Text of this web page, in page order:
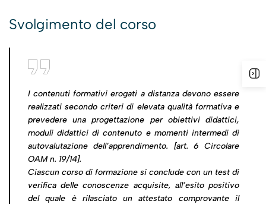
Svolgimento del corso
I contenuti formativi erogati a distanza devono essere
realizzati secondo criteri di elevata qualità formativa e
prevedere una progettazione per obiettivi didattici,
moduli didattici di contenuto e momenti intermedi di
autovalutazione dell’apprendimento. [art. 6 Circolare
OAM n. 19/14].
Ciascun corso di formazione si conclude con un test di
verifica delle conoscenze acquisite, all’esito positivo
del quale è rilasciato un attestato comprovante il